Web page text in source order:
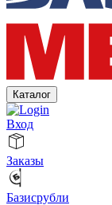
Каталог
Вход
Заказы
Базисрубли